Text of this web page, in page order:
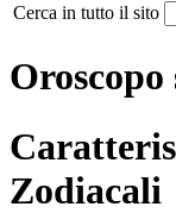
Cerca in tutto il sito
Zodiacali